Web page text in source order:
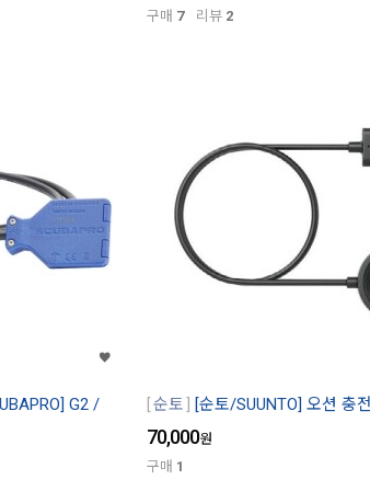
구매 7 리뷰 2
G2 /
순토 [순토/SUUNTO] 오션 충
70,000원
구매 1